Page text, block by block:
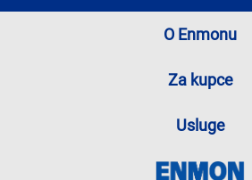
O Enmonu
Za kupce
Usluge